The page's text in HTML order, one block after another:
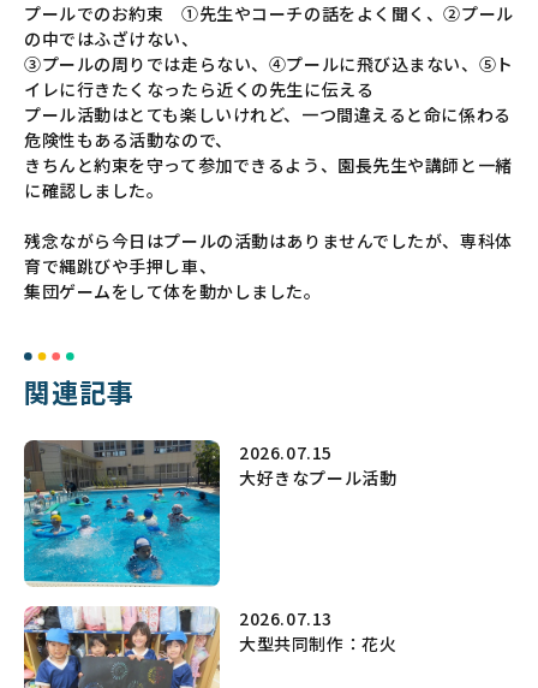
プールでのお約束 ①先生やコーチの話をよく聞く、②プール
の中ではふざけない、
③プールの周りでは走らない、④プールに飛び込まない、⑤ト
イレに行きたくなったら近くの先生に伝える
プール活動はとても楽しいけれど、一つ間違えると命に係わる
危険性もある活動なので、
きちんと約束を守って参加できるよう、園長先生や講師と一緒
に確認しました。
残念ながら今日はプールの活動はありませんでしたが、専科体
育で縄跳びや手押し車、
集団ゲームをして体を動かしました。
関連記事
2026.07.15
大好きなプール活動
2026.07.13
大型共同制作：花火